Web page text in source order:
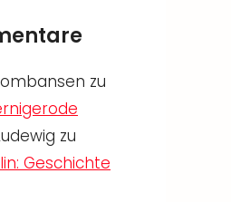
zu
zu
Geschichte